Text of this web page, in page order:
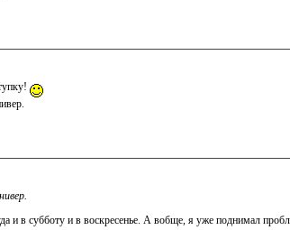
и в субботу и в воскресенье. А вобще, я уже поднимал